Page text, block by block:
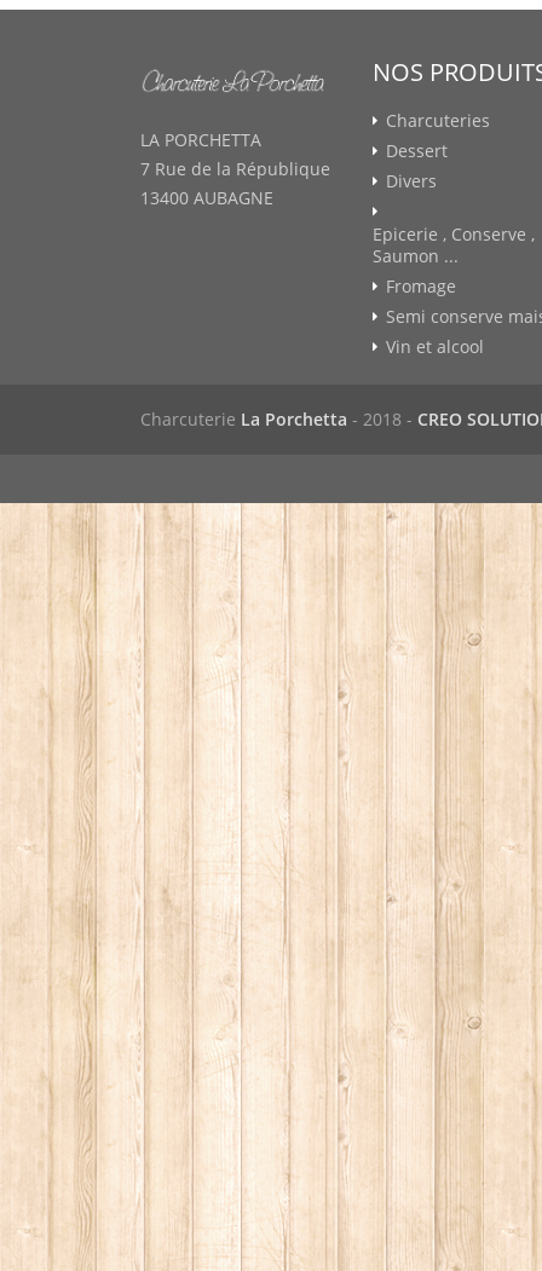
LA PORCHETTA
7 Rue de la République
13400 AUBAGNE
NOS
Charcuteries
Dessert
Divers
Epicerie , Conserve ,
Saumon ...
Fromage
Semi conserve
Vin et alcool
Charcuterie La Porchetta - 2018 - CREO